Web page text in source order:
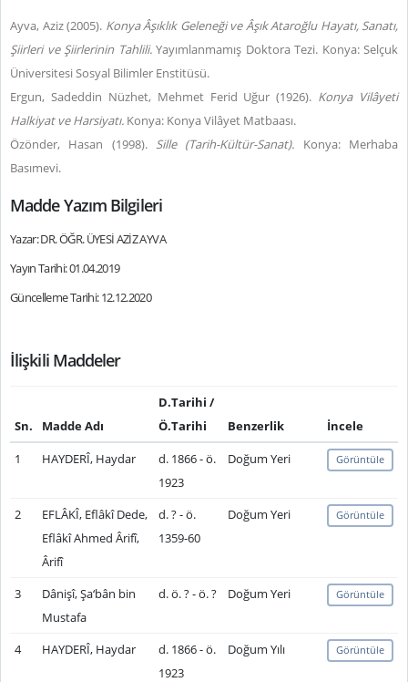
Ayva, Aziz (2005). Konya Âşıklık Geleneği ve Âşık Ataroğlu Hayatı, Sanatı,
Şiirleri ve Şiirlerinin Tahlili. Yayımlanmamış Doktora Tezi. Konya: Selçuk
Üniversitesi Sosyal Bilimler Enstitüsü.
Ergun, Sadeddin Nüzhet, Mehmet Ferid Uğur (1926). Konya Vilâyeti
Halkiyat ve Harsiyatı. Konya: Konya Vilâyet Matbaası.
Özönder, Hasan (1998). Sille (Tarih-Kültür-Sanat). Konya: Merhaba
Basımevi.
Madde Yazım Bilgileri
Yazar: DR. ÖĞR. ÜYESİ AZİZ AYVA
Yayın Tarihi: 01.04.2019
Güncelleme Tarihi: 12.12.2020
İlişkili Maddeler
Sn. Madde Adı
D.Tarihi /
Ö.Tarihi
Benzerlik
İncele
1
HAYDERÎ, Haydar
d. 1866 - ö.
1923
Doğum Yeri Görüntüle
2
EFLÂKÎ, Eflâkî Dede,
Eflâkî Ahmed Ârifî,
Ârifî
d. ? - ö.
1359-60
Doğum Yeri Görüntüle
3
Dânişî, Şa‘bân bin
Mustafa
d. ö. ? - ö. ? Doğum Yeri Görüntüle
4 HAYDERÎ, Haydar
d. 1866 - ö.
1923
Doğum Yılı Görüntüle